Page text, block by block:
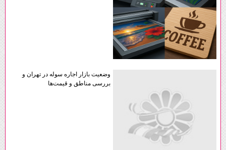
وضعیت بازار اجاره سوله در تهران و
بررسی مناطق و قیمت‌ها